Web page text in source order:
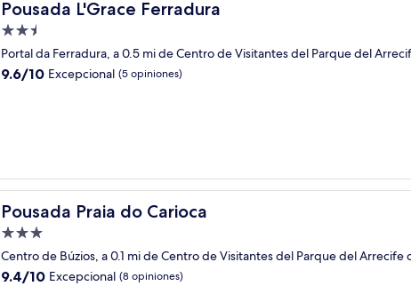
Pousada L'Grace Ferradura
Pousada L'Grace Ferradura
Propiedad
de
2.5
Portal da Ferradura, a 0.5 mi de Centro de Visitantes del Parque del
9.6
9.6/10 Excepcional (5 opiniones)
Pousada Praia do Carioca
Pousada Praia do Carioca
Propiedad
de
3.0
Centro de Búzios, a 0.1 mi de Centro de Visitantes del Parque del Arrecife
9.4
9.4/10 Excepcional (8 opiniones)